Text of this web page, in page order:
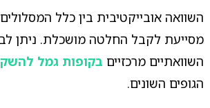
השוואה אובייקטיבית בין כלל
מסייעת לקבל החלטה מושכלת. ניתן
השוואתיים מרכזיים בקופות גמל
הגופים השונים.